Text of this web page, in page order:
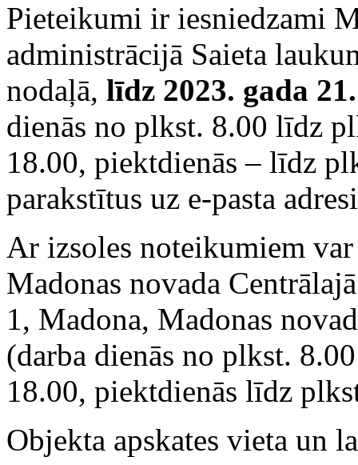
Pieteikumi ir iesniedzami
administrācijā Saieta
nodaļā, līdz 2023. gada
dienās no plkst. 8.00 līdz
18.00, piektdienās – līdz
parakstītus uz e-pasta
Ar izsoles noteikumiem
Madonas novada
1, Madona, Madonas
(darba dienās no plkst.
18.00, piektdienās līdz
Objekta apskates vieta un